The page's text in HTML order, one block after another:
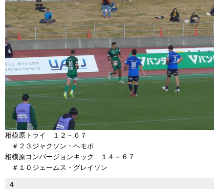
相模原トライ １２－６７
＃２３ジャクソン・ヘモポ
相模原コンバージョンキック １４－６７
＃１０ジェームス・グレイソン
4